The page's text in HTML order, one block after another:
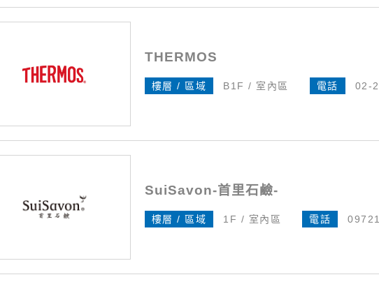
THERMOS
樓層 / 區域 B1F / 室內區 電話 02-
SuiSavon-首里石鹼-
樓層 / 區域 1F / 室內區 電話